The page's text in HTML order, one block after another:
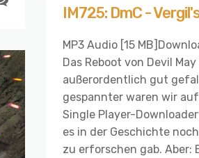
IM725: DmC -
MP3 Audio [15
Das Reboot von Devil
außerordentlich gut
gespannter waren wir
Single Player-
es in der Geschichte
zu erforschen gab. Aber: